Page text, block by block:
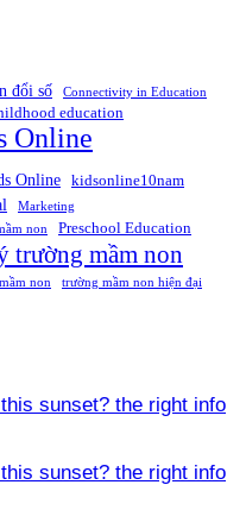
đổi số
Connectivity in Education
education
Online
Online
kidsonline10nam
Marketing
non Preschool Education
trường mầm non
non
trường mầm non hiện đại
sunset? the right info
sunset? the right info